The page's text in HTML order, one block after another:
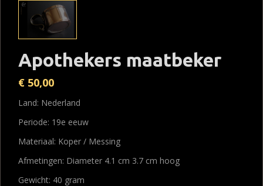
Apothekers maatbeker
€ 50,00
Land: Nederland
Periode: 19e eeuw
Materiaal: Koper / Messing
Afmetingen: Diameter 4.1 cm 3.7 cm hoog
Gewicht: 40 gram